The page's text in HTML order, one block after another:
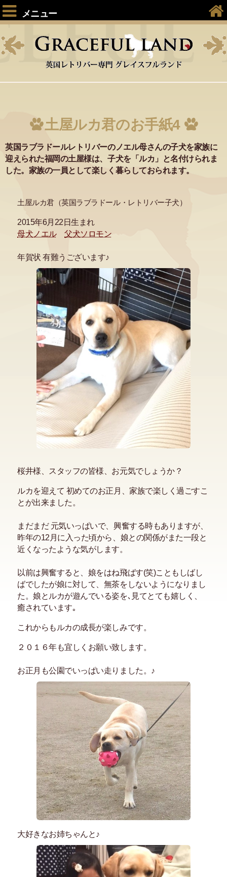
メニュー
土屋ルカ君のお手紙4
英国ラブラドールレトリバーのノエル母さんの子犬を家族に
迎えられた福岡の土屋様は、子犬を「ルカ」と名付けられま
した。家族の一員として楽しく暮らしておられます。
土屋ルカ君（英国ラブラドール・レトリバー子犬）
2015年6月22日生まれ
母犬ノエル
父犬ソロモン
年賀状 有難うございます♪
桜井様、スタッフの皆様、お元気でしょうか？
ルカを迎えて 初めてのお正月、家族で楽しく過ごすこ
とが出来ました。
まだまだ 元気いっぱいで、興奮する時もありますが、
昨年の12月に入った頃から、娘との関係がまた一段と
近くなったような気がします。
以前は興奮すると、娘をはね飛ばす(笑)こともしばし
ばでしたが娘に対して、無茶をしないようになりまし
た。娘とルカが遊んでいる姿を､見てとても嬉しく、
癒されています｡
これからもルカの成長が楽しみです。
２０１６年も宜しくお願い致します。
お正月も公園でいっぱい走りました。♪
大好きなお姉ちゃんと♪